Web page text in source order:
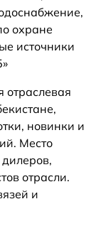
охране
источники
отраслевая
новинки и
Место
отрасли.
и